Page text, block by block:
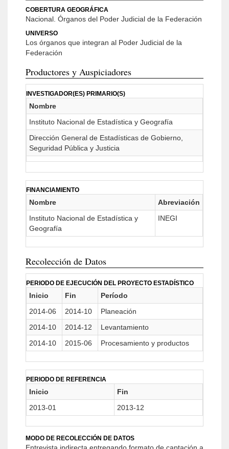
COBERTURA GEOGRÁFICA
Nacional. Órganos del Poder Judicial de la Federación
UNIVERSO
Los órganos que integran al Poder Judicial de la
Federación
Productores y Auspiciadores
INVESTIGADOR(ES) PRIMARIO(S)
Nombre
Instituto Nacional de Estadística y Geografía
Dirección General de Estadísticas de Gobierno,
Seguridad Pública y Justicia
FINANCIAMIENTO
Nombre
Abreviación
Instituto Nacional de Estadística y
Geografía
INEGI
Recolección de Datos
PERIODO DE EJECUCIÓN DEL PROYECTO ESTADÍSTICO
Inicio Fin
Período
2014-06
2014-10
Planeación
2014-10
2014-12
Levantamiento
2014-10
2015-06 Procesamiento y productos
PERIODO DE REFERENCIA
Inicio
Fin
2013-01
2013-12
MODO DE RECOLECCIÓN DE DATOS